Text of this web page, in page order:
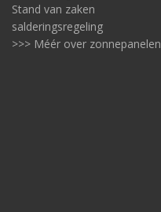
Stand van zaken
salderingsregeling
>>> Méér over zonnepanelen